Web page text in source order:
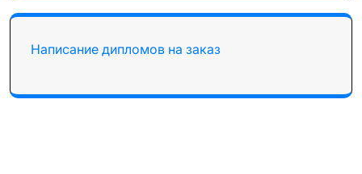
Написание дипломов на заказ